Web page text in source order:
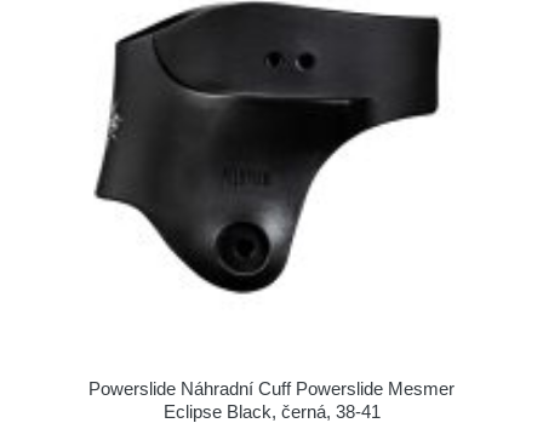
Powerslide Náhradní Cuff Powerslide Mesmer
Eclipse Black, černá, 38-41